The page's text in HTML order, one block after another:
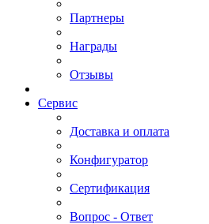
Партнеры
Награды
Отзывы
Сервис
Доставка и оплата
Конфигуратор
Сертификация
Вопрос - Ответ